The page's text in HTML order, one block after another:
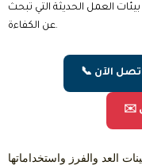
العمل الحديثة التي تبحث
عن الكفاءة.
اتصل الآن
العد والفرز واستخداماتها